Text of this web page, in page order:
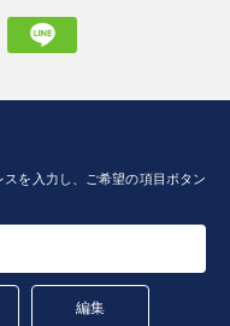
を入力し、ご希望の項目ボタン